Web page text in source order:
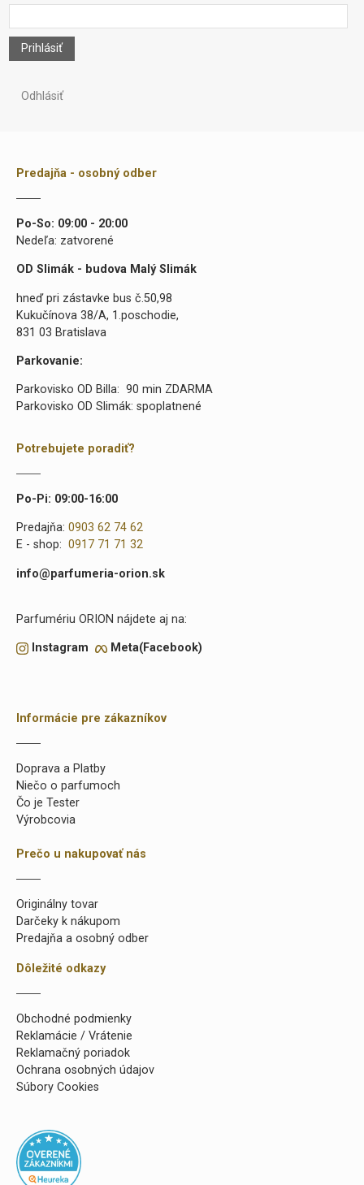
Prihlásiť
Odhlásiť
Predajňa - osobný odber
Po-So: 09:00 - 20:00
Nedeľa: zatvorené
OD Slimák - budova Malý Slimák
hneď pri zástavke bus č.50,98
Kukučínova 38/A, 1.poschodie,
831 03 Bratislava
Parkovanie:
Parkovisko OD Billa: 90 min ZDARMA
Parkovisko OD Slimák: spoplatnené
Potrebujete poradiť?
Po-Pi: 09:00-16:00
Predajňa: 0903 62 74 62
E - shop: 0917 71 71 32
info@parfumeria-orion.sk
Parfumériu ORION nájdete aj na:
Instagram Meta(Facebook)
Informácie pre zákazníkov
Doprava a Platby
Niečo o parfumoch
Čo je Tester
Výrobcovia
Prečo u nakupovať nás
Originálny tovar
Darčeky k nákupom
Predajňa a osobný odber
Dôležité odkazy
Obchodné podmienky
Reklamácie / Vrátenie
Reklamačný poriadok
Ochrana osobných údajov
Súbory Cookies